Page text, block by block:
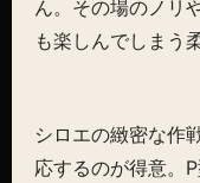
ん。その場のノリ
も楽しんでしまう
シロエの緻密な作
応するのが得意。